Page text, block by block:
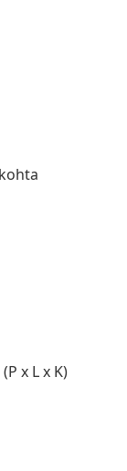
x L x K)